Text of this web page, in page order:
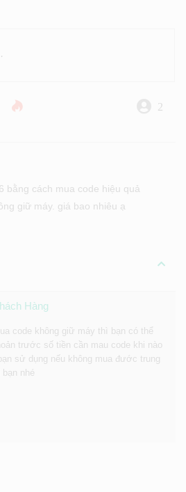
2
bằng cách mua code hiệu quả
giữ máy. giá bao nhiêu ạ
Hàng
code không giữ máy thì bạn có thể
trước số tiền cần mau code khi nào
nhé